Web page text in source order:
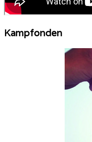
Kampfonden